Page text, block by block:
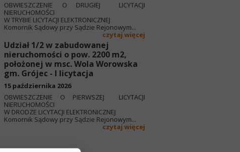
OBWIESZCZENIE O DRUGIEJ LICYTACJI
NIERUCHOMOŚCI
W TRYBIE LICYTACJI ELEKTRONICZNEJ
Komornik Sądowy przy Sądzie Rejonowym...
czytaj więcej
Udział 1/2 w zabudowanej
nieruchomości o pow. 2200 m2,
położonej w msc. Wola Worowska
gm. Grójec - I licytacja
15 października 2026
OBWIESZCZENIE O PIERWSZEJ LICYTACJI
NIERUCHOMOŚCI
W DRODZE LICYTACJI ELEKTRONICZNEJ
Komornik Sądowy przy Sądzie Rejonowym...
czytaj więcej